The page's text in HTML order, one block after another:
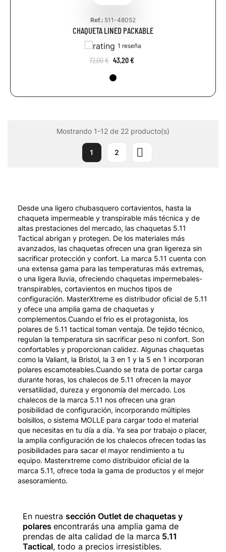
Ref.: 511-48052
CHAQUETA LINED PACKABLE
1 reseña
72,00 € 43,20 €
Mostrando 1-12 de 22 producto(s)
1 2 
Desde una ligero chubasquero cortavientos, hasta la
chaqueta impermeable y transpirable más técnica y de
altas prestaciones del mercado, las chaquetas 5.11
Tactical abrigan y protegen. De los materiales más
avanzados, las chaquetas ofrecen una gran ligereza sin
sacrificar protección y confort. La marca 5.11 cuenta con
una extensa gama para las temperaturas más extremas,
o una ligera lluvia, ofreciendo chaquetas impermebales-
transpirables, cortavientos en muchos tipos de
configuración. MasterXtreme es distribudor oficial de 5.11
y ofece una amplia gama de chaquetas y
complementos.Cuando el frio es el protagonista, los
polares de 5.11 tactical toman ventaja. De tejido técnico,
regulan la temperatura sin sacrificar peso ni confort. Son
confortables y proporcionan calidez. Algunas chaquetas
como la Valiant, la Bristol, la 3 en 1 y la 5 en 1 incorporan
polares escamoteables.Cuando se trata de portar carga
durante horas, los chalecos de 5.11 ofrecen la mayor
versatilidad, dureza y ergonomía del mercado. Los
chalecos de la marca 5.11 nos ofrecen una gran
posibilidad de configuración, incorporando múltiples
bolsillos, o sistema MOLLE para cargar todo el material
que necesitas en tu día a día. Ya sea por trabajo o placer,
la amplia configuración de los chalecos ofrecen todas las
posibilidades para sacar el mayor rendimiento a tu
equipo. Masterxtreme como distribuidor oficial de la
marca 5.11, ofrece toda la gama de productos y el mejor
asesoramiento.
En nuestra sección Outlet de chaquetas y
polares encontrarás una amplia gama de
prendas de alta calidad de la marca 5.11
Tactical, todo a precios irresistibles.